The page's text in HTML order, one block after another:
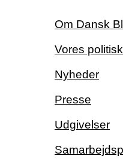
Om Dansk
Vores
Nyheder
Presse
Udgivelser